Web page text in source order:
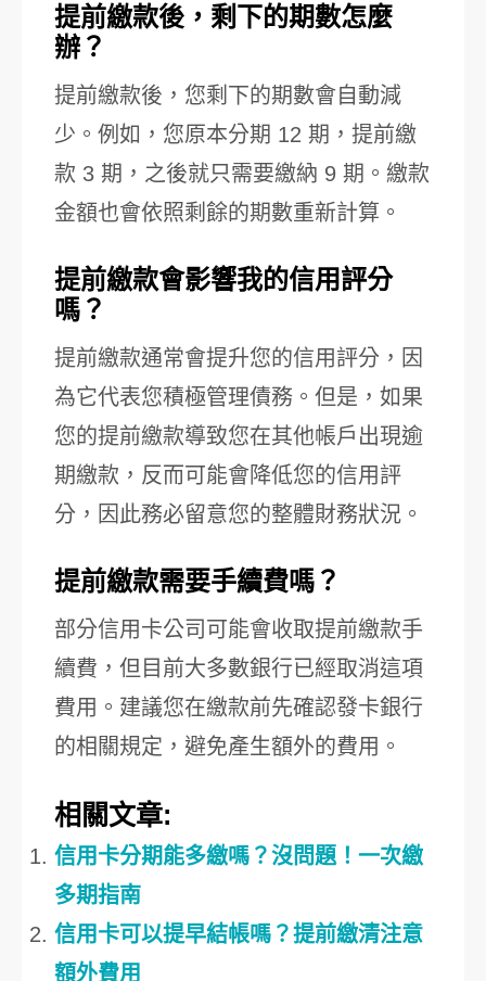
提前繳款後，剩下的期數怎麼
辦？
提前繳款後，您剩下的期數會自動減
少。例如，您原本分期 12 期，提前繳
款 3 期，之後就只需要繳納 9 期。繳款
金額也會依照剩餘的期數重新計算。
提前繳款會影響我的信用評分
嗎？
提前繳款通常會提升您的信用評分，因
為它代表您積極管理債務。但是，如果
您的提前繳款導致您在其他帳戶出現逾
期繳款，反而可能會降低您的信用評
分，因此務必留意您的整體財務狀況。
提前繳款需要手續費嗎？
部分信用卡公司可能會收取提前繳款手
續費，但目前大多數銀行已經取消這項
費用。建議您在繳款前先確認發卡銀行
的相關規定，避免產生額外的費用。
相關文章:
信用卡分期能多繳嗎？沒問題！一次繳
多期指南
信用卡可以提早結帳嗎？提前繳清注意
額外費用